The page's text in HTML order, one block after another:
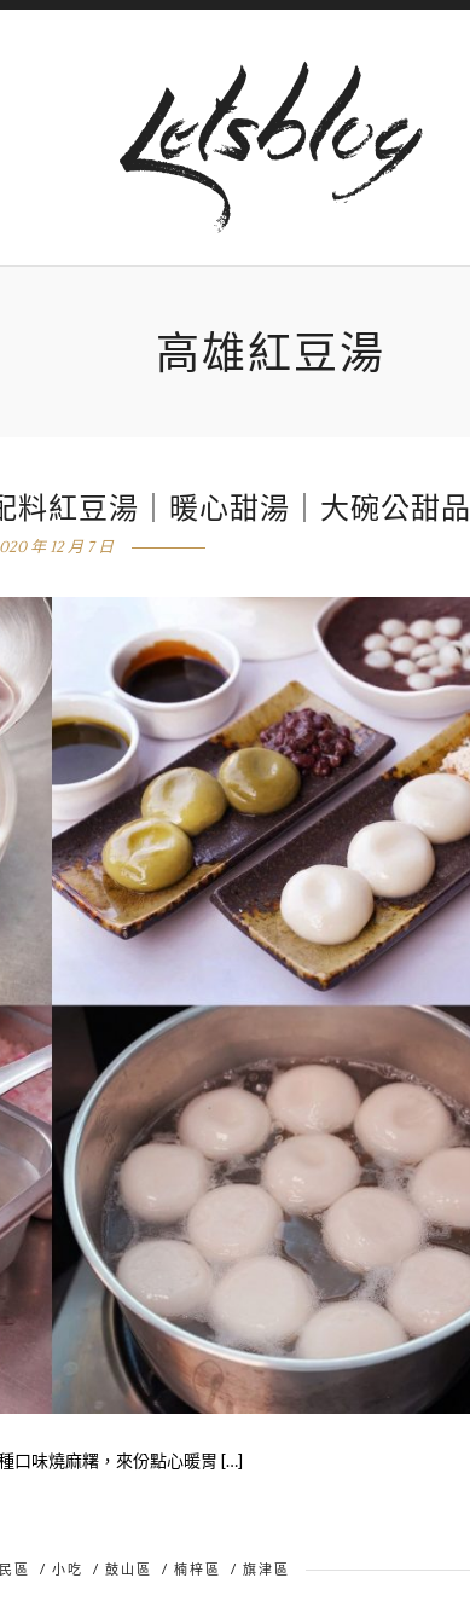
高雄紅豆湯
料紅豆湯｜暖心甜湯｜大碗公甜品
年 12 月 7 日
口味燒麻糬，來份點心暖胃 […]
區 / 小吃 / 鼓山區 / 楠梓區 / 旗津區